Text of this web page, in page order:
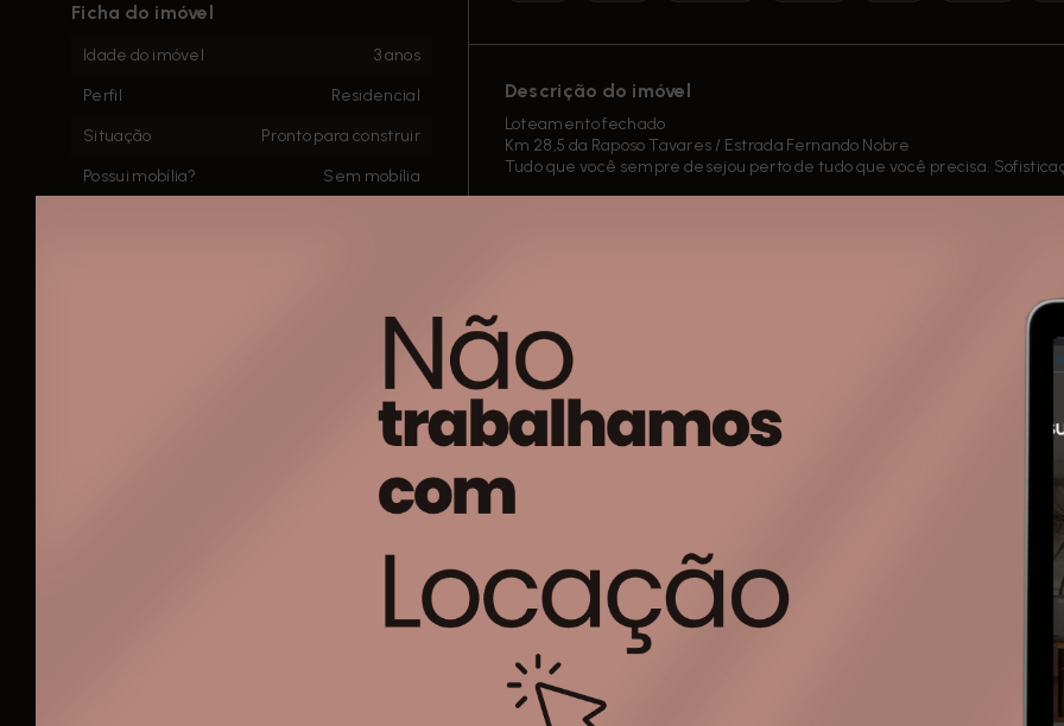
Descrição do imóvel
Loteamento fechado
Km 28,5 da Raposo Tavares / Estrada Fernando Nobre
Tudo que você sempre desejou perto de tudo que você precisa.
As informações estão sujeitas a alterações. Consulte o corretor
Localização
Ficha do imóvel
Idade do imóvel
3 anos
Perfil
Residencial
Situação
Pronto para construir
Possui mobília?
Sem mobília
rotasulnegociosimobiliarios@gmail.com